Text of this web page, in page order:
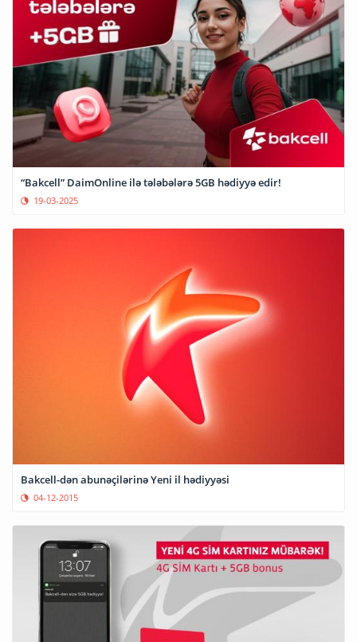
“Bakcell” DaimOnline ilə tələbələrə 5GB hədiyyə edir!
19-03-2025
Bakcell-dən abunəçilərinə Yeni il hədiyyəsi
04-12-2015